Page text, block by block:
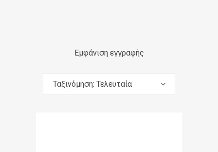
Εμφάνιση εγγραφής
Ταξινόμηση: Τελευταία